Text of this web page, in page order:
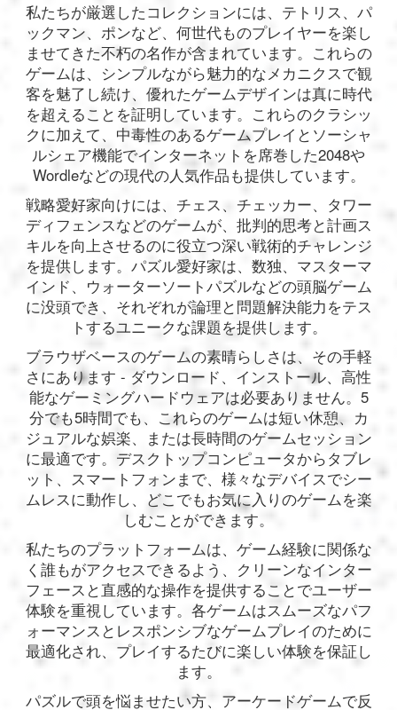
私たちが厳選したコレクションには、テトリス、パ
ックマン、ポンなど、何世代ものプレイヤーを楽し
ませてきた不朽の名作が含まれています。これらの
ゲームは、シンプルながら魅力的なメカニクスで観
客を魅了し続け、優れたゲームデザインは真に時代
を超えることを証明しています。これらのクラシッ
クに加えて、中毒性のあるゲームプレイとソーシャ
ルシェア機能でインターネットを席巻した2048や
Wordleなどの現代の人気作品も提供しています。
戦略愛好家向けには、チェス、チェッカー、タワー
ディフェンスなどのゲームが、批判的思考と計画ス
キルを向上させるのに役立つ深い戦術的チャレンジ
を提供します。パズル愛好家は、数独、マスターマ
インド、ウォーターソートパズルなどの頭脳ゲーム
に没頭でき、それぞれが論理と問題解決能力をテス
トするユニークな課題を提供します。
ブラウザベースのゲームの素晴らしさは、その手軽
さにあります - ダウンロード、インストール、高性
能なゲーミングハードウェアは必要ありません。5
分でも5時間でも、これらのゲームは短い休憩、カ
ジュアルな娯楽、または長時間のゲームセッション
に最適です。デスクトップコンピュータからタブレ
ット、スマートフォンまで、様々なデバイスでシー
ムレスに動作し、どこでもお気に入りのゲームを楽
しむことができます。
私たちのプラットフォームは、ゲーム経験に関係な
く誰もがアクセスできるよう、クリーンなインター
フェースと直感的な操作を提供することでユーザー
体験を重視しています。各ゲームはスムーズなパフ
ォーマンスとレスポンシブなゲームプレイのために
最適化され、プレイするたびに楽しい体験を保証し
ます。
パズルで頭を悩ませたい方、アーケードゲームで反